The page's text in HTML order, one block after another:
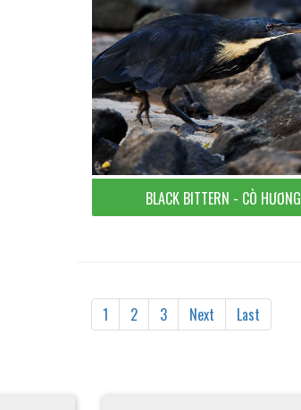
BLACK BITTERN - CÒ HƯƠNG
1 2 3 Next Last